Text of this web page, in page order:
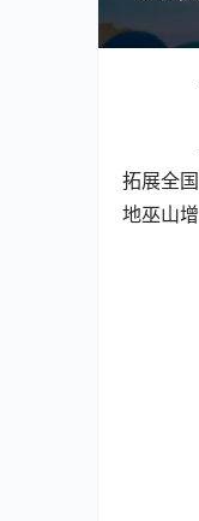
1
此
拓展全
地巫山增